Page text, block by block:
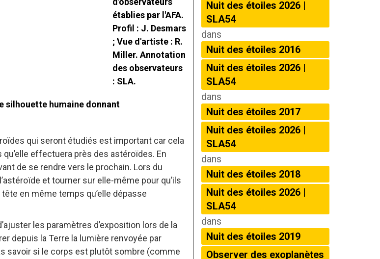
qui seront étudiés est important car cela
effectuera près des astéroïdes. En
de se rendre vers le prochain. Lors du
et tourner sur elle-même pour qu’ils
en même temps qu’elle dépasse
les paramètres d’exposition lors de la
depuis la Terre la lumière renvoyée par
savoir si le corps est plutôt sombre (comme
Nuit des étoiles 2026 |
SLA54
dans
Nuit des étoiles 2016
Nuit des étoiles 2026 |
SLA54
dans
Nuit des étoiles 2017
Nuit des étoiles 2026 |
SLA54
dans
Nuit des étoiles 2018
Nuit des étoiles 2026 |
SLA54
dans
Nuit des étoiles 2019
Observer des exoplanètes